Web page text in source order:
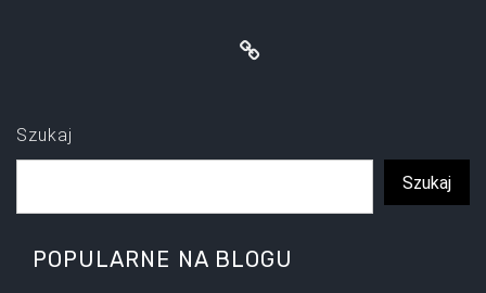
Szukaj
Szukaj
POPULARNE NA BLOGU